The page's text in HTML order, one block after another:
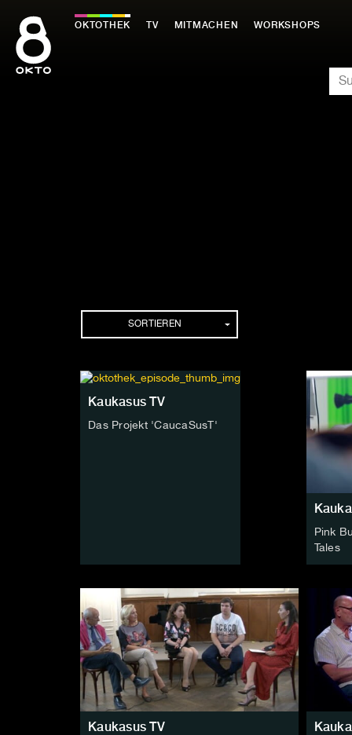
Inhalt
springen
OKTOTHEK TV MITMACHEN WORKSHOPS
SORTIEREN
Kaukasus TV
Das Projekt 'CaucaSusT'
Pink
Tales
Kaukasus TV